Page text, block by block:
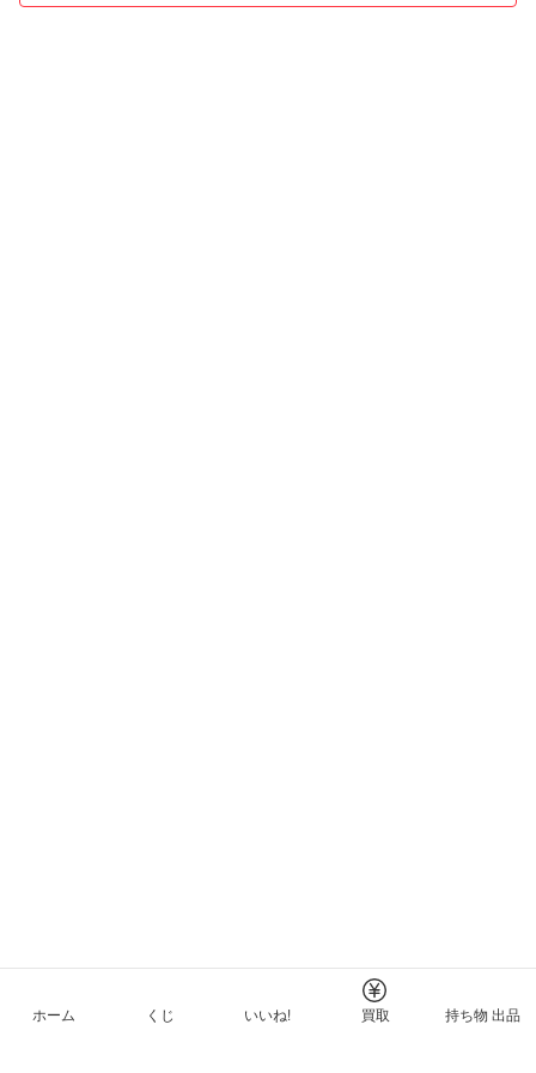
ホーム くじ いいね! 買取 持ち物 出品